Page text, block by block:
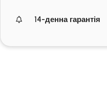
14-денна гарантія